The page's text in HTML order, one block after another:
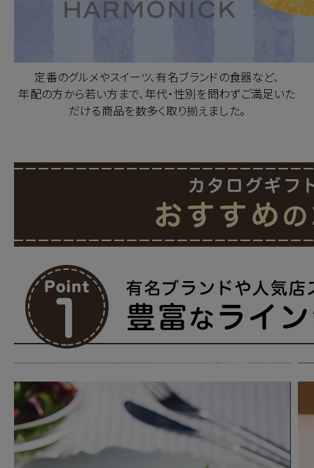
定番のグルメやスイーツ、有名ブランドの食器など、
年配の方から若い方まで、年代・性別を問わずご満足いた
だける商品を数多く取り揃えました。